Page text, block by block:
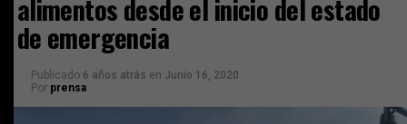
alimentos desde el inicio del estado
de emergencia
Publicado 6 años atrás en Junio 16, 2020
Por prensa